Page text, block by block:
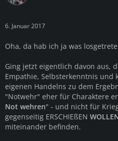
6. Januar 2017
Oha, da hab ich ja was
Ging jetzt eigentlich davon aus,
Empathie, Selbsterkenntnis und
eigenen Handelns zu dem
"Notwehr" eher für Charaktere
Not wehren" - und nicht für
gegenseitig ERSCHIEßEN
miteinander befinden.